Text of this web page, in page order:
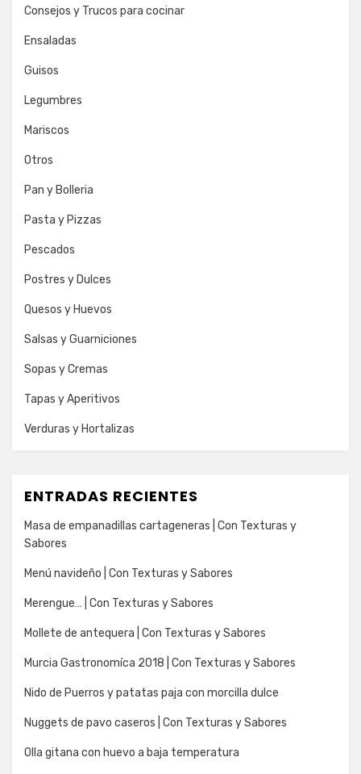
Consejos y Trucos para cocinar
Ensaladas
Guisos
Legumbres
Mariscos
Otros
Pan y Bolleria
Pasta y Pizzas
Pescados
Postres y Dulces
Quesos y Huevos
Salsas y Guarniciones
Sopas y Cremas
Tapas y Aperitivos
Verduras y Hortalizas
ENTRADAS RECIENTES
Masa de empanadillas cartageneras | Con Texturas y
Sabores
Menú navideño | Con Texturas y Sabores
Merengue… | Con Texturas y Sabores
Mollete de antequera | Con Texturas y Sabores
Murcia Gastronomíca 2018 | Con Texturas y Sabores
Nido de Puerros y patatas paja con morcilla dulce
Nuggets de pavo caseros | Con Texturas y Sabores
Olla gitana con huevo a baja temperatura